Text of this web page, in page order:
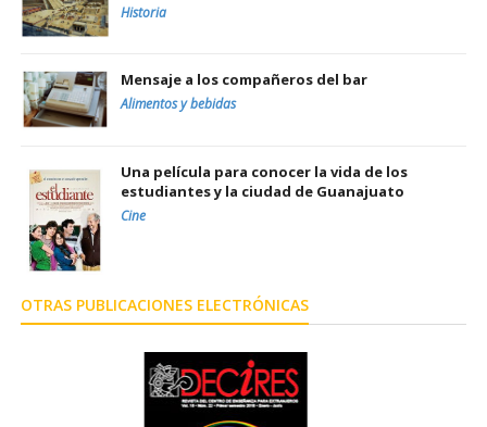
Historia
Mensaje a los compañeros del bar
Alimentos y bebidas
Una película para conocer la vida de los
estudiantes y la ciudad de Guanajuato
Cine
OTRAS PUBLICACIONES ELECTRÓNICAS